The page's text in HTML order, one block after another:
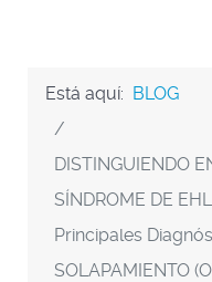
Está aquí: BLOG
DISTINGUIENDO
SÍNDROME DE
Principales
SOLAPAMIENTO